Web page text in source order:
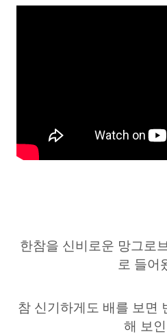
한참을 신비로운 망그로
로 들어
참 신기하게도 배를 보면
해 보